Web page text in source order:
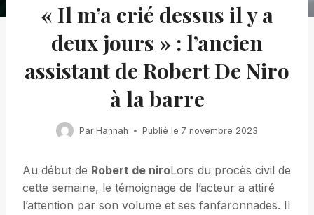
« Il m’a crié dessus il y a
deux jours » : l’ancien
assistant de Robert De Niro
à la barre
Par Hannah Publié le 7 novembre 2023
Au début de Robert de niroLors du procès civil de
cette semaine, le témoignage de l’acteur a attiré
l’attention par son volume et ses fanfaronnades. Il